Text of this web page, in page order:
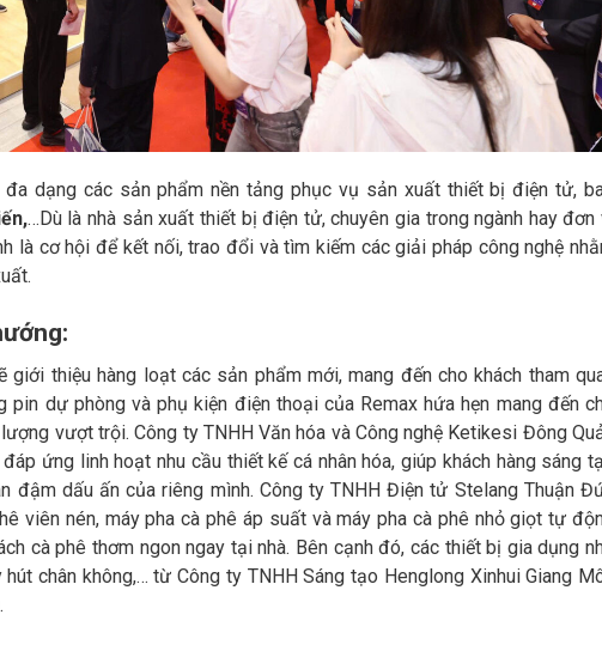
đa dạng các sản phẩm nền tảng phục vụ sản xuất thiết bị điện tử,
…Dù là nhà sản xuất thiết bị điện tử, chuyên gia trong ngành hay đơn
là cơ hội để kết nối, trao đổi và tìm kiếm các giải pháp công nghệ
giới thiệu hàng loạt các sản phẩm mới, mang đến cho khách tham
pin dự phòng và phụ kiện điện thoại của Remax hứa hẹn mang đến
vượt trội. Công ty TNHH Văn hóa và Công nghệ Ketikesi Đông
ứng linh hoạt nhu cầu thiết kế cá nhân hóa, giúp khách hàng sáng
đậm dấu ấn của riêng mình. Công ty TNHH Điện tử Stelang Thuận
viên nén, máy pha cà phê áp suất và máy pha cà phê nhỏ giọt tự
cà phê thơm ngon ngay tại nhà. Bên cạnh đó, các thiết bị gia dụng
chân không,… từ Công ty TNHH Sáng tạo Henglong Xinhui Giang